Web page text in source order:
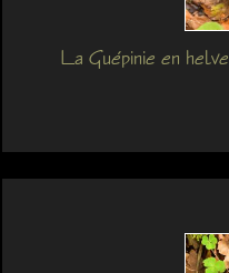
La Guépinie en